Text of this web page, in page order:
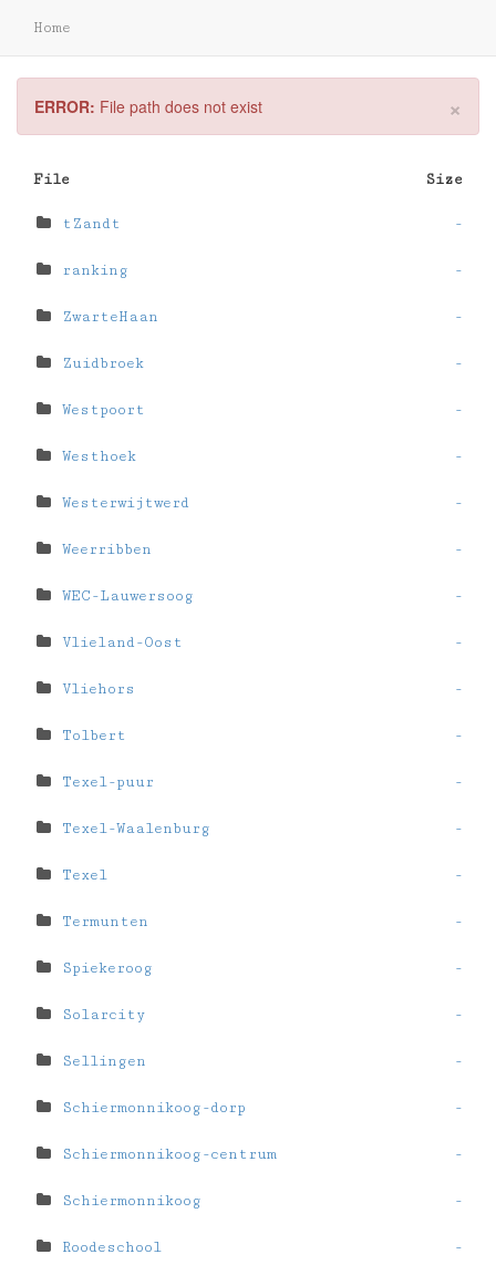
Home
ERROR: File path does not exist ×
File Size
tZandt -
ranking -
ZwarteHaan -
Zuidbroek -
Westpoort -
Westhoek -
Westerwijtwerd -
Weerribben -
WEC-Lauwersoog -
Vlieland-Oost -
Vliehors -
Tolbert -
Texel-puur -
Texel-Waalenburg -
Texel -
Termunten -
Spiekeroog -
Solarcity -
Sellingen -
Schiermonnikoog-dorp -
Schiermonnikoog-centrum -
Schiermonnikoog -
Roodeschool -